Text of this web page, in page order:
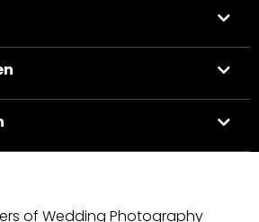
of Wedding Photography